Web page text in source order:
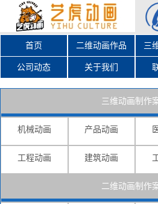
首页 二维动画作品 三
公司动态 关于我们
三维动画制作
机械动画 产品动画
工程动画 建筑动画
二维动画制作